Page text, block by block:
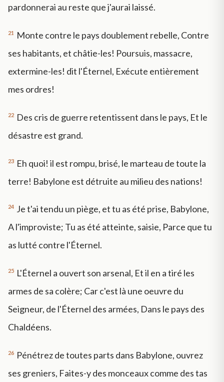
pardonnerai au reste que j'aurai laissé.
21
Monte contre le pays doublement rebelle, Contre
ses habitants, et châtie-les! Poursuis, massacre,
extermine-les! dit l'Éternel, Exécute entièrement
mes ordres!
22 Des cris de guerre retentissent dans le pays, Et le
désastre est grand.
23 Eh quoi! il est rompu, brisé, le marteau de toute la
terre! Babylone est détruite au milieu des nations!
24 Je t'ai tendu un piège, et tu as été prise, Babylone,
A l'improviste; Tu as été atteinte, saisie, Parce que tu
as lutté contre l'Éternel.
25 L'Éternel a ouvert son arsenal, Et il en a tiré les
armes de sa colère; Car c'est là une oeuvre du
Seigneur, de l'Éternel des armées, Dans le pays des
Chaldéens.
26 Pénétrez de toutes parts dans Babylone, ouvrez
ses greniers, Faites-y des monceaux comme des tas